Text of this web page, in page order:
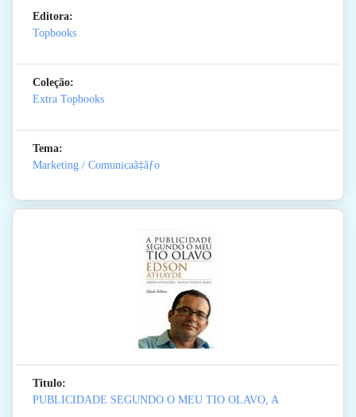
Editora:
Topbooks
Coleção:
Extra Topbooks
Tema:
Marketing / Comunicaã‡ãƒo
Titulo:
PUBLICIDADE SEGUNDO O MEU TIO OLAVO, A